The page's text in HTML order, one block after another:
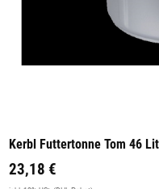
Kerbl Futtertonne Tom 46
23,18 €